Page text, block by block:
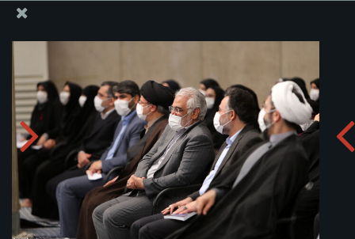
Rencontre avec l'élite scientifique et académique du
pays
Télécharger l'album: